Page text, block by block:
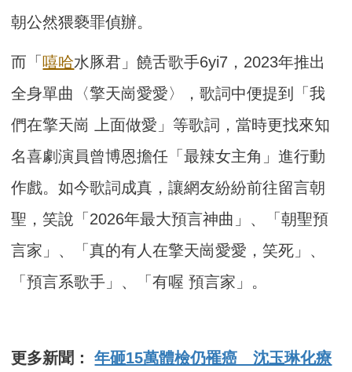
朝公然猥褻罪偵辦。
而「嘻哈水豚君」饒舌歌手6yi7，2023年推出
全身單曲〈擎天崗愛愛〉，歌詞中便提到「我
們在擎天崗 上面做愛」等歌詞，當時更找來知
名喜劇演員曾博恩擔任「最辣女主角」進行動
作戲。如今歌詞成真，讓網友紛紛前往留言朝
聖，笑說「2026年最大預言神曲」、「朝聖預
言家」、「真的有人在擎天崗愛愛，笑死」、
「預言系歌手」、「有喔 預言家」。
更多新聞：年砸15萬體檢仍罹癌 沈玉琳化療